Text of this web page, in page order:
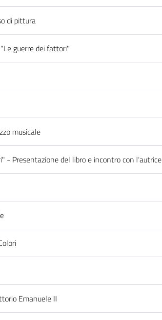
di pittura
guerre dei fattori"
musicale
- Presentazione del libro e incontro con l'autrice
Emanuele II